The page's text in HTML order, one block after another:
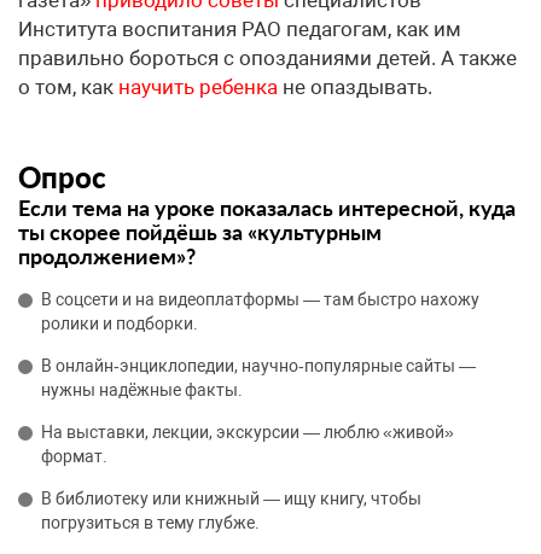
Института воспитания РАО педагогам, как им
правильно бороться с опозданиями детей. А также
о том, как научить ребенка не опаздывать.
Опрос
Если тема на уроке показалась интересной, куда
ты скорее пойдёшь за «культурным
продолжением»?
В соцсети и на видеоплатформы — там быстро нахожу
ролики и подборки.
В онлайн‑энциклопедии, научно‑популярные сайты —
нужны надёжные факты.
На выставки, лекции, экскурсии — люблю «живой»
формат.
В библиотеку или книжный — ищу книгу, чтобы
погрузиться в тему глубже.